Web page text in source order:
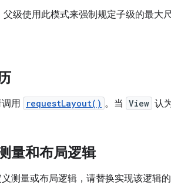
父级使用此模式来强制规定子级的最
用 requestLayout() 。当 View 认
量和布局逻辑
测量或布局逻辑，请替换实现该逻辑的